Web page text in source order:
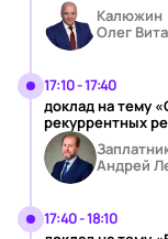
Калюжин
Олег
17:10 - 17:40
доклад на тему
рекуррентных
Андрей
17:40 - 18:10